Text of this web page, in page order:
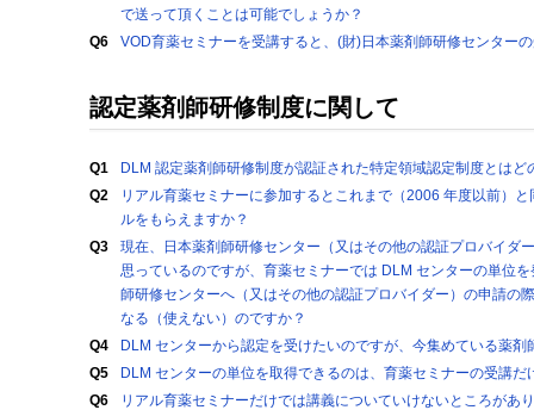
で送って頂くことは可能でしょうか？
Q6
VOD育薬セミナーを受講すると、(財)日本薬剤師研修センター
認定薬剤師研修制度に関して
Q1
DLM 認定薬剤師研修制度が認証された特定領域認定制度とはど
Q2
リアル育薬セミナーに参加するとこれまで（2006 年度以前）
ルをもらえますか？
Q3
現在、日本薬剤師研修センター（又はその他の認証プロバイダ
思っているのですが、育薬セミナーでは DLM センターの単位
師研修センターへ（又はその他の認証プロバイダー）の申請の
なる（使えない）のですか？
Q4
DLM センターから認定を受けたいのですが、今集めている薬
Q5
DLM センターの単位を取得できるのは、育薬セミナーの受講だ
Q6
リアル育薬セミナーだけでは講義についていけないところがあ